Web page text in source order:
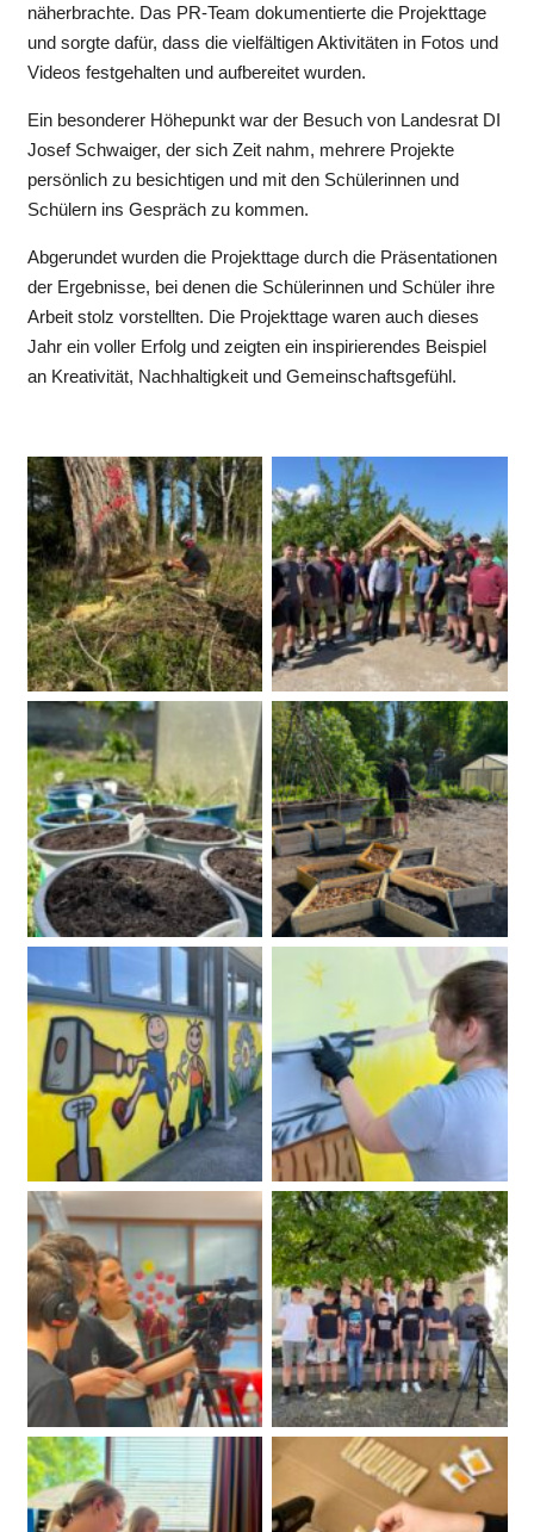
näherbrachte. Das PR-Team dokumentierte die Projekttage
und sorgte dafür, dass die vielfältigen Aktivitäten in Fotos und
Videos festgehalten und aufbereitet wurden.
Ein besonderer Höhepunkt war der Besuch von Landesrat DI
Josef Schwaiger, der sich Zeit nahm, mehrere Projekte
persönlich zu besichtigen und mit den Schülerinnen und
Schülern ins Gespräch zu kommen.
Abgerundet wurden die Projekttage durch die Präsentationen
der Ergebnisse, bei denen die Schülerinnen und Schüler ihre
Arbeit stolz vorstellten. Die Projekttage waren auch dieses
Jahr ein voller Erfolg und zeigten ein inspirierendes Beispiel
an Kreativität, Nachhaltigkeit und Gemeinschaftsgefühl.